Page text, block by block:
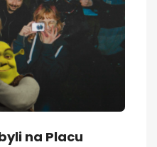
na Placu